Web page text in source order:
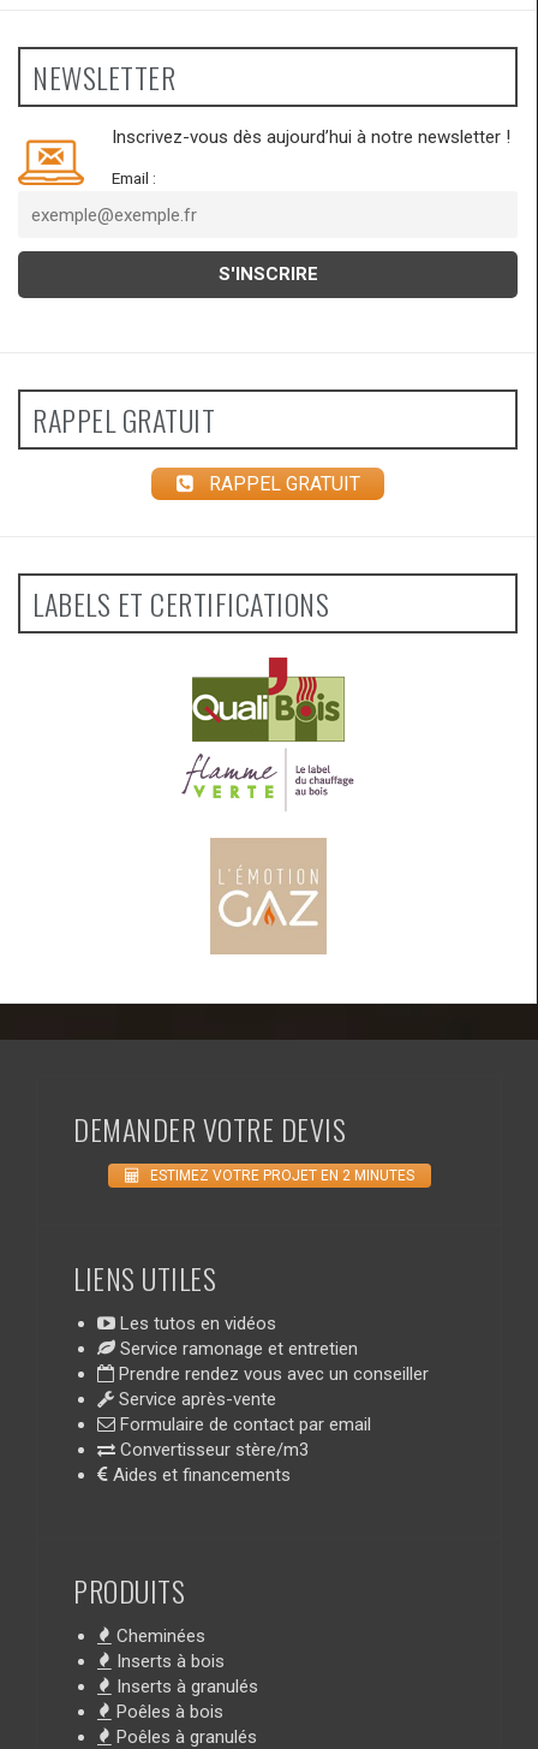
NEWSLETTER
Inscrivez-vous dès aujourd’hui à notre newsletter !
Email :
RAPPEL GRATUIT
RAPPEL GRATUIT
LABELS ET CERTIFICATIONS
DEMANDER VOTRE DEVIS
ESTIMEZ VOTRE PROJET EN 2 MINUTES
LIENS UTILES
Les tutos en vidéos
Service ramonage et entretien
Prendre rendez vous avec un conseiller
Service après-vente
Formulaire de contact par email
Convertisseur stère/m3
Aides et financements
PRODUITS
Cheminées
Inserts à bois
Inserts à granulés
Poêles à bois
Poêles à granulés